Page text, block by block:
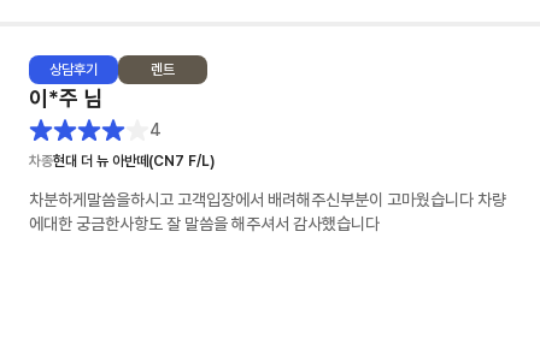
상담후기 렌트
이*주 님
4
차종현대 더 뉴 아반떼(CN7 F/L)
차분하게말씀을하시고 고객입장에서 배려해주신부분이 고마웠습니다 차량
에대한 궁금한사항도 잘 말씀을 해주셔서 감사했습니다